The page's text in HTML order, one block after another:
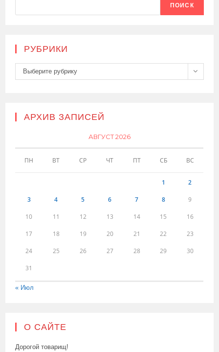
ПОИСК
РУБРИКИ
Рубрики
Выберите рубрику
АРХИВ ЗАПИСЕЙ
АВГУСТ 2026
ПН ВТ СР ЧТ ПТ СБ ВС
1 2
3 4 5 6 7 8 9
10 11 12 13 14 15 16
17 18 19 20 21 22 23
24 25 26 27 28 29 30
31
« Июл
О САЙТЕ
Дорогой товарищ!